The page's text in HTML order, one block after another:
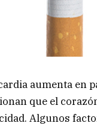
aumenta en
que el
Algunos